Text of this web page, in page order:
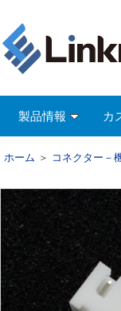
製品情報 カ
ホーム ＞ コネクター－